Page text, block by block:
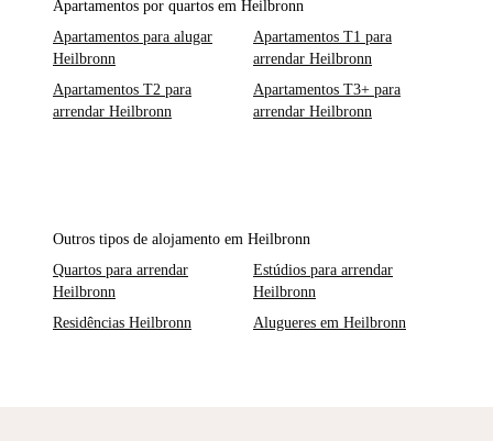
Apartamentos por quartos em Heilbronn
Apartamentos para alugar
Heilbronn
Apartamentos T1 para
arrendar Heilbronn
Apartamentos T2 para
arrendar Heilbronn
Apartamentos T3+ para
arrendar Heilbronn
Outros tipos de alojamento em Heilbronn
Quartos para arrendar
Heilbronn
Estúdios para arrendar
Heilbronn
Residências Heilbronn
Alugueres em Heilbronn